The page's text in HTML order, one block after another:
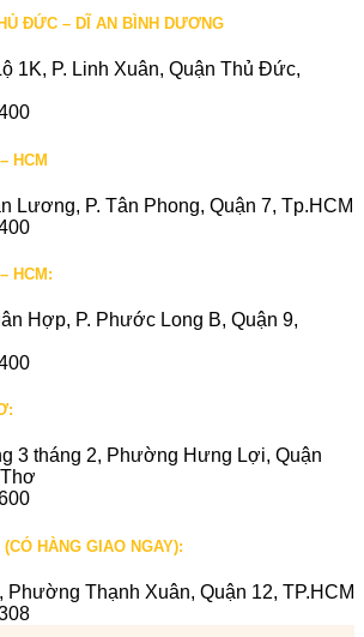
ĐỨC – DĨ AN BÌNH DƯƠNG
1K, P. Linh Xuân, Quận Thủ Đức,
HCM
Lương, P. Tân Phong, Quận 7, Tp.HCM
HCM:
Hợp, P. Phước Long B, Quận 9,
3 tháng 2, Phường Hưng Lợi, Quận
HÀNG GIAO NGAY):
Phường Thạnh Xuân, Quận 12, TP.HCM